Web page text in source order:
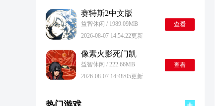
赛特斯2中文版
益智休闲 / 1989.09MB
2026-08-07 14:54:22更新
查看
像素火影死门凯
益智休闲 / 222.66MB
2026-08-07 14:48:05更新
查看